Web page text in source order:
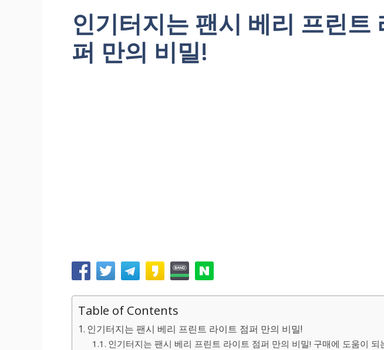
인기터지는 팬시 베리 프린트
퍼 만의 비밀!
Table of Contents
인기터지는 팬시 베리 프린트 라이트 점퍼 만의 비밀!
인기터지는 팬시 베리 프린트 라이트 점퍼 만의 비밀! 구매에 도움이 되